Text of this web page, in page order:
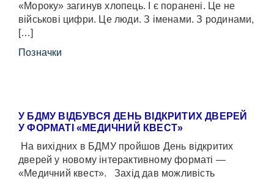
«Мороку» загинув хлопець. І є поранені. Це не
військові цифри. Це люди. З іменами. З родинами,
[…]
Позначки
У БДМУ ВІДБУВСЯ ДЕНЬ ВІДКРИТИХ ДВЕРЕЙ
У ФОРМАТІ «МЕДИЧНИЙ КВЕСТ»
На вихідних в БДМУ пройшов День відкритих
дверей у новому інтерактивному форматі —
«Медичний квест». Захід дав можливість